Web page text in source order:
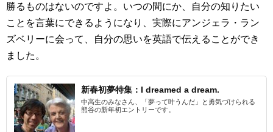
勝るものはないのですよ。いつの間にか、自分の知りたい
ことを言葉にできるようになり、実際にアンジェラ・ラン
ズベリーに会って、自分の思いを英語で伝えることができ
ました。
新春初夢特集：I dreamed a dream.
中高生のみなさん、「夢って叶うんだ」と勇気づけられる
熊谷の新年初エントリーです。